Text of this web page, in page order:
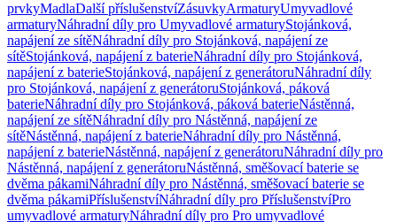
prvkyMadlaDalší příslušenstvíZásuvkyArmaturyUmyvadlové
armaturyNáhradní díly pro Umyvadlové armaturyStojánková,
napájení ze sítěNáhradní díly pro Stojánková, napájení ze
sítěStojánková, napájení z baterieNáhradní díly pro Stojánková,
napájení z baterieStojánková, napájení z generátoruNáhradní díly
pro Stojánková, napájení z generátoruStojánková, páková
baterieNáhradní díly pro Stojánková, páková baterieNástěnná,
napájení ze sítěNáhradní díly pro Nástěnná, napájení ze
sítěNástěnná, napájení z baterieNáhradní díly pro Nástěnná,
napájení z baterieNástěnná, napájení z generátoruNáhradní díly pro
Nástěnná, napájení z generátoruNástěnná, směšovací baterie se
dvěma pákamiNáhradní díly pro Nástěnná, směšovací baterie se
dvěma pákamiPříslušenstvíNáhradní díly pro PříslušenstvíPro
umyvadlové armaturyNáhradní díly pro Pro umyvadlové